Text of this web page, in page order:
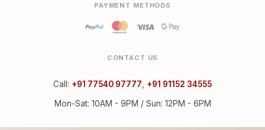
PAYMENT METHODS
CONTACT US
Call: +91 77540 97777 +91 91152 34555
Mon-Sat: 10AM - 9PM / Sun: 12PM - 6PM